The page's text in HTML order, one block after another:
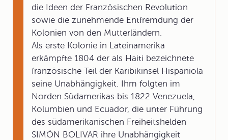
die Ideen der Französischen Revolution
sowie die zunehmende Entfremdung der
Kolonien von den Mutterländern.
Als erste Kolonie in Lateinamerika
erkämpfte 1804 der als Haiti bezeichnete
französische Teil der Karibikinsel Hispaniola
seine Unabhängigkeit. Ihm folgten im
Norden Südamerikas bis 1822 Venezuela,
Kolumbien und Ecuador, die unter Führung
des südamerikanischen Freiheitshelden
SIMÓN BOLIVAR ihre Unabhängigkeit